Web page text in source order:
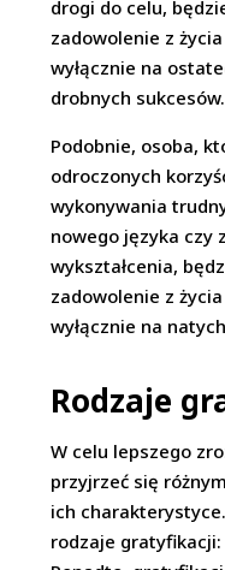
drogi do celu,
zadowolenie z
wyłącznie na
drobnych sukcesów.
Podobnie, osoba,
odroczonych
wykonywania
nowego języka czy
wykształcenia,
zadowolenie z
wyłącznie na
Rodzaje
W celu lepszego
przyjrzeć się różnym
ich
rodzaje